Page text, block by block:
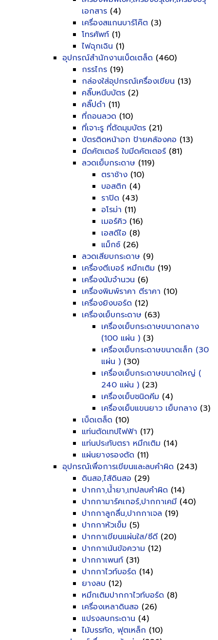
เอกสาร (4)
เครื่องสแกนบาร์โค๊ต (3)
โทรศัพท์ (1)
ไฟฉุกเฉิน (1)
อุปกรณ์สำนักงานเบ็ดเตล็ด (460)
กรรไกร (19)
กล่องใส่อุปกรณ์เครื่องเขียน (13)
คลิ๊บหนีบบัตร (2)
คลิ๊ปดำ (11)
ที่ถอนลวด (10)
ที่เจาะรู ที่ตัดมุมบัตร (21)
บัตรติดหน้าอก ป้ายคล้องคอ (13)
มีดคัตเตอร์ ใบมีดคัตเตอร์ (81)
ลวดเย็บกระดาษ (119)
ตราช้าง (10)
บอสติก (4)
ราปิด (43)
อโรม่า (11)
เมอร์คิว (16)
เอสดีไอ (8)
แม็กซ์ (26)
ลวดเสียบกระดาษ (9)
เครื่องตีเบอร์ หมึกเติม (19)
เครื่องนับจำนวน (6)
เครื่องพิมพ์ราคา ตีราคา (10)
เครื่องยิงบอร์ด (12)
เครื่องเย็บกระดาษ (63)
เครื่องเย็บกระดาษขนาดกลาง
(100 แผ่น ) (3)
เครื่องเย็บกระดาษขนาดเล็ก (30
แผ่น ) (30)
เครื่องเย็บกระดาษขนาดใหญ่ (
240 แผ่น ) (23)
เครื่องเย็บชนิดคีม (4)
เครื่องเย็บแขนยาว เย็บกลาง (3)
เบ็ดเตล็ด (10)
แท่นตัดเทปไฟฟ้า (17)
แท่นประทับตรา หมึกเติม (14)
แผ่นยางรองตัด (11)
อุปกรณ์เพื่อการเขียนและลบคำผิด (243)
ดินสอ,ไส้ดินสอ (29)
ปากกา,น้ำยา,เทปลบคำผิด (14)
ปากกามาร์คเกอร์,ปากกาเคมี (40)
ปากกาลูกลื่น,ปากกาเจล (19)
ปากกาหัวเข็ม (5)
ปากกาเขียนแผ่นใส/ซีดี (20)
ปากกาเน้นข้อความ (12)
ปากกาเพนท์ (31)
ปากกาไวท์บอร์ด (14)
ยางลบ (12)
หมึกเติมปากกาไวท์บอร์ด (8)
เครื่องเหลาดินสอ (26)
แปรงลบกระดาน (4)
ไม้บรรทัด, ฟุตเหล็ก (10)